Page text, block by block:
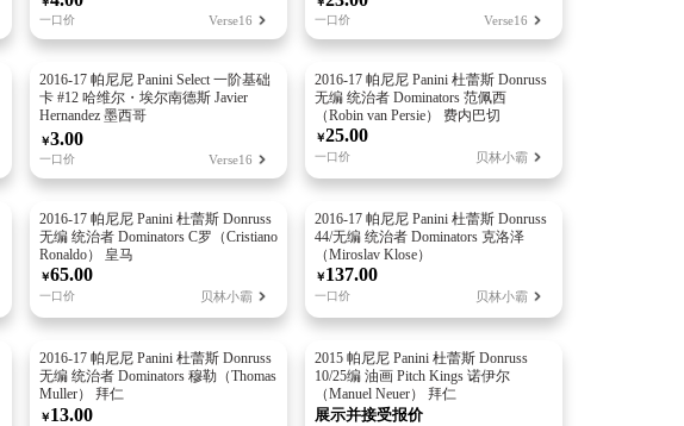
一口价 Verse16 一口价 Verse16
2016-17 帕尼尼 Panini Select 一阶基础
卡 #12 哈维尔・埃尔南德斯 Javier
Hernandez 墨西哥
￥3.00
一口价 Verse16
2016-17 帕尼尼 Panini 杜蕾斯 Donruss
无编 统治者 Dominators 范佩西
（Robin van Persie） 费内巴切
￥25.00
一口价 贝林小霸
2016-17 帕尼尼 Panini 杜蕾斯 Donruss
无编 统治者 Dominators C罗（Cristiano
Ronaldo） 皇马
￥65.00
一口价 贝林小霸
2016-17 帕尼尼 Panini 杜蕾斯 Donruss
44/无编 统治者 Dominators 克洛泽
（Miroslav Klose）
￥137.00
一口价 贝林小霸
2016-17 帕尼尼 Panini 杜蕾斯 Donruss
无编 统治者 Dominators 穆勒（Thomas
Muller） 拜仁
￥13.00
2015 帕尼尼 Panini 杜蕾斯 Donruss
10/25编 油画 Pitch Kings 诺伊尔
（Manuel Neuer） 拜仁
展示并接受报价